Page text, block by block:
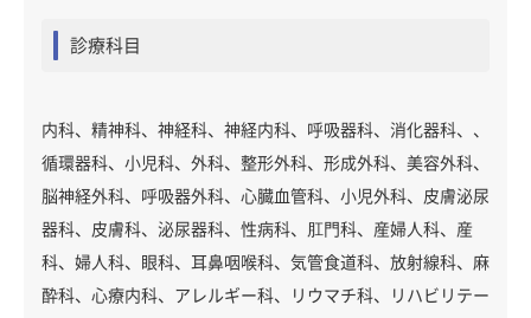
診療科目
内科、精神科、神経科、神経内科、呼吸器科、消化器科、、
循環器科、小児科、外科、整形外科、形成外科、美容外科、
脳神経外科、呼吸器外科、心臓血管科、小児外科、皮膚泌尿
器科、皮膚科、泌尿器科、性病科、肛門科、産婦人科、産
科、婦人科、眼科、耳鼻咽喉科、気管食道科、放射線科、麻
酔科、心療内科、アレルギー科、リウマチ科、リハビリテー